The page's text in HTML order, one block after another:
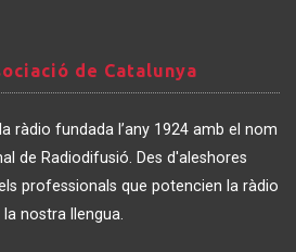
de Catalunya
ràdio fundada l’any 1924 amb el nom
de Radiodifusió. Des d'aleshores
professionals que potencien la ràdio
la nostra llengua.